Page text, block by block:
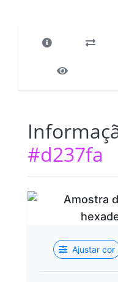
#d237fa
Ajustar cor